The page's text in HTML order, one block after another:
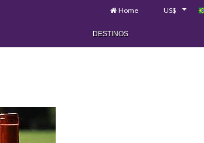
Home US$
DESTINOS